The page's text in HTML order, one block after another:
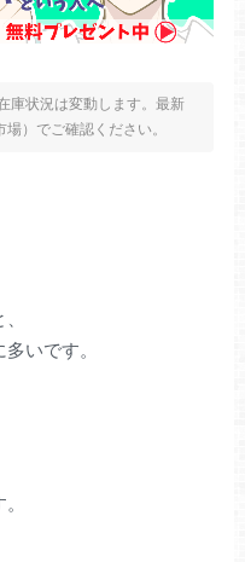
庫状況は変動します。最新
）でご確認ください。
いです。